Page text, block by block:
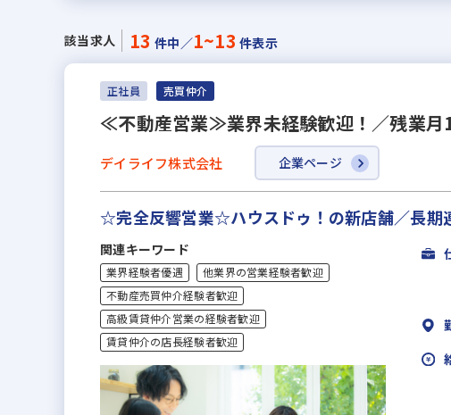
該当求人 13 件中／1~13 件表示
正社員 売買仲介
≪不動産営業≫業界未経験歓迎！／残業
デイライフ株式会社 企業ページ
☆完全反響営業☆ハウスドゥ！の新店舗／長期
関連キーワード
業界経験者優遇
他業界の営業経験者歓迎
不動産売買仲介経験者歓迎
高級賃貸仲介営業の経験者歓迎
賃貸仲介の店長経験者歓迎